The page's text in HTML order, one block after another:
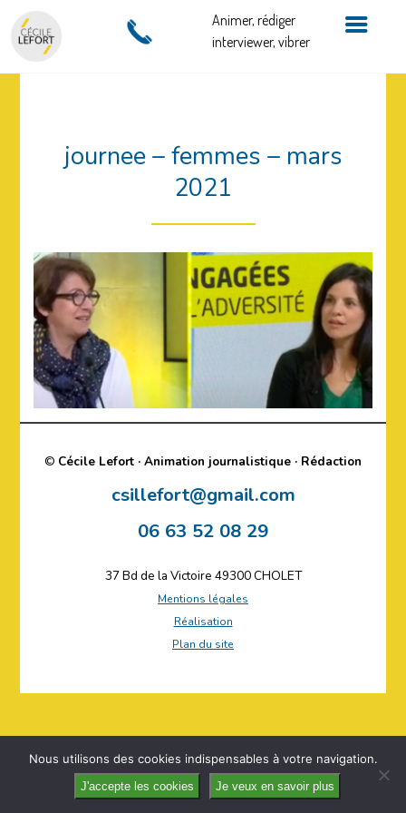
journee – femmes – mars
2021
© Cécile Lefort · Animation journalistique · Rédaction
csillefort@gmail.com
06 63 52 08 29
37 Bd de la Victoire 49300 CHOLET
Mentions légales
Réalisation
Plan du site
Animer, rédiger
interviewer, vibrer
Nous utilisons des cookies indispensables à votre navigation.
J'accepte les cookies Je veux en savoir plus